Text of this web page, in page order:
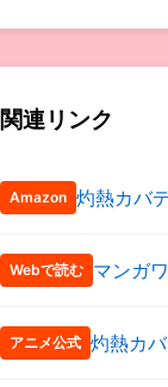
関連リンク
Amazon 灼熱カバ
Webで読む マンガ
アニメ公式 灼熱カ